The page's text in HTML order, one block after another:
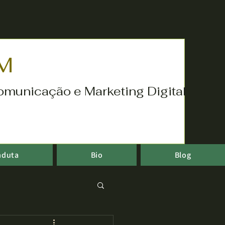
e Marketing Digital
Bio Blog